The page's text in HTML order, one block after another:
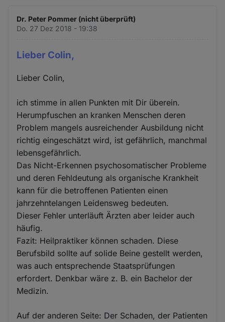
Dr. Peter Pommer (nicht überprüft)
Do. 27 Dez 2018 - 19:38
Lieber Colin,
Lieber Colin,
ich stimme in allen Punkten mit Dir überein.
Herumpfuschen an kranken Menschen deren
Problem mangels ausreichender Ausbildung nicht
richtig eingeschätzt wird, ist gefährlich, manchmal
lebensgefährlich.
Das Nicht-Erkennen psychosomatischer Probleme
und deren Fehldeutung als organische Krankheit
kann für die betroffenen Patienten einen
jahrzehntelangen Leidensweg bedeuten.
Dieser Fehler unterläuft Ärzten aber leider auch
häufig.
Fazit: Heilpraktiker können schaden. Diese
Berufsbild sollte auf solide Beine gestellt werden,
was auch entsprechende Staatsprüfungen
erfordert. Denkbar wäre z. B. ein Bachelor der
Medizin.
Auf der anderen Seite: Der Schaden, der Patienten